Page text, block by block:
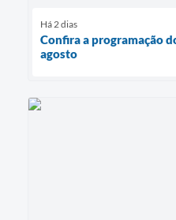
Há 2 dias
Confira a programação
agosto